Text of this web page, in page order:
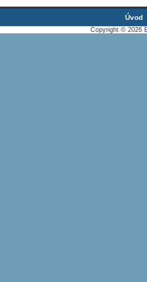
Úvod
Copyright © 2026